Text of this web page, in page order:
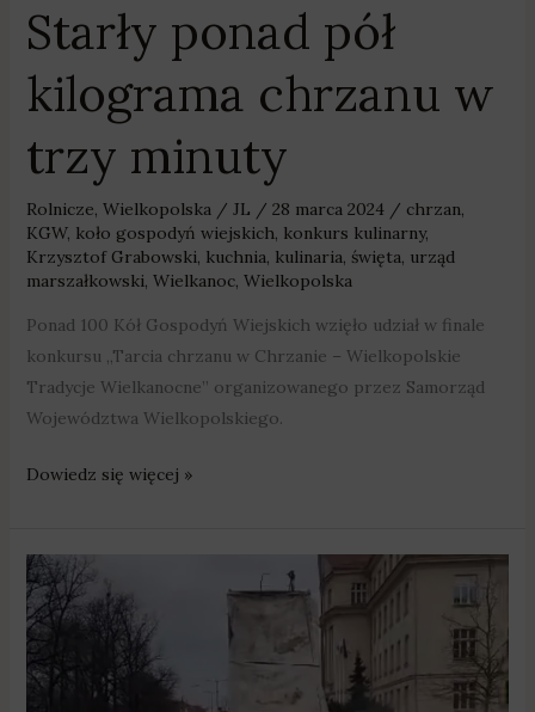
Starły ponad pół
kilograma chrzanu w
trzy minuty
Rolnicze, Wielkopolska/ JL / 28 marca 2024 / chrzan,
KGW, koło gospodyń wiejskich, konkurs kulinarny,
Krzysztof Grabowski, kuchnia, kulinaria, święta, urząd
marszałkowski, Wielkanoc, Wielkopolska
Ponad 100 Kół Gospodyń Wiejskich wzięło udział w finale
konkursu „Tarcia chrzanu w Chrzanie – Wielkopolskie
Tradycje Wielkanocne” organizowanego przez Samorząd
Województwa Wielkopolskiego.
trzy
minuty
Dowiedz się więcej »
Rolnicy
wyrzucili
obornik
przed
urzędem